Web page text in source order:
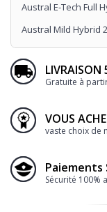
Austral E-Tech Full
Austral Mild Hybrid
LIVRAISON
Gratuite à
VOUS
vaste choix de
Paiements
Sécurité 100%